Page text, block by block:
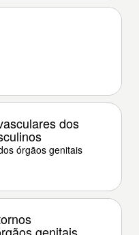
dos
órgãos genitais